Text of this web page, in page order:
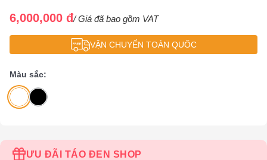
6,000,000 đ/ Giá đã bao gồm VAT
VẬN CHUYỂN TOÀN QUỐC
Màu sắc:
ƯU ĐÃI TÁO ĐEN SHOP